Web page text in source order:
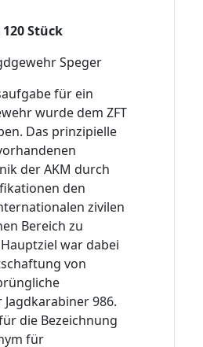
Stück
Speger
für ein
wurde dem ZFT
Das prinzipielle
der AKM durch
den
zivilen
Bereich zu
war dabei
von
986.
die Bezeichnung
für